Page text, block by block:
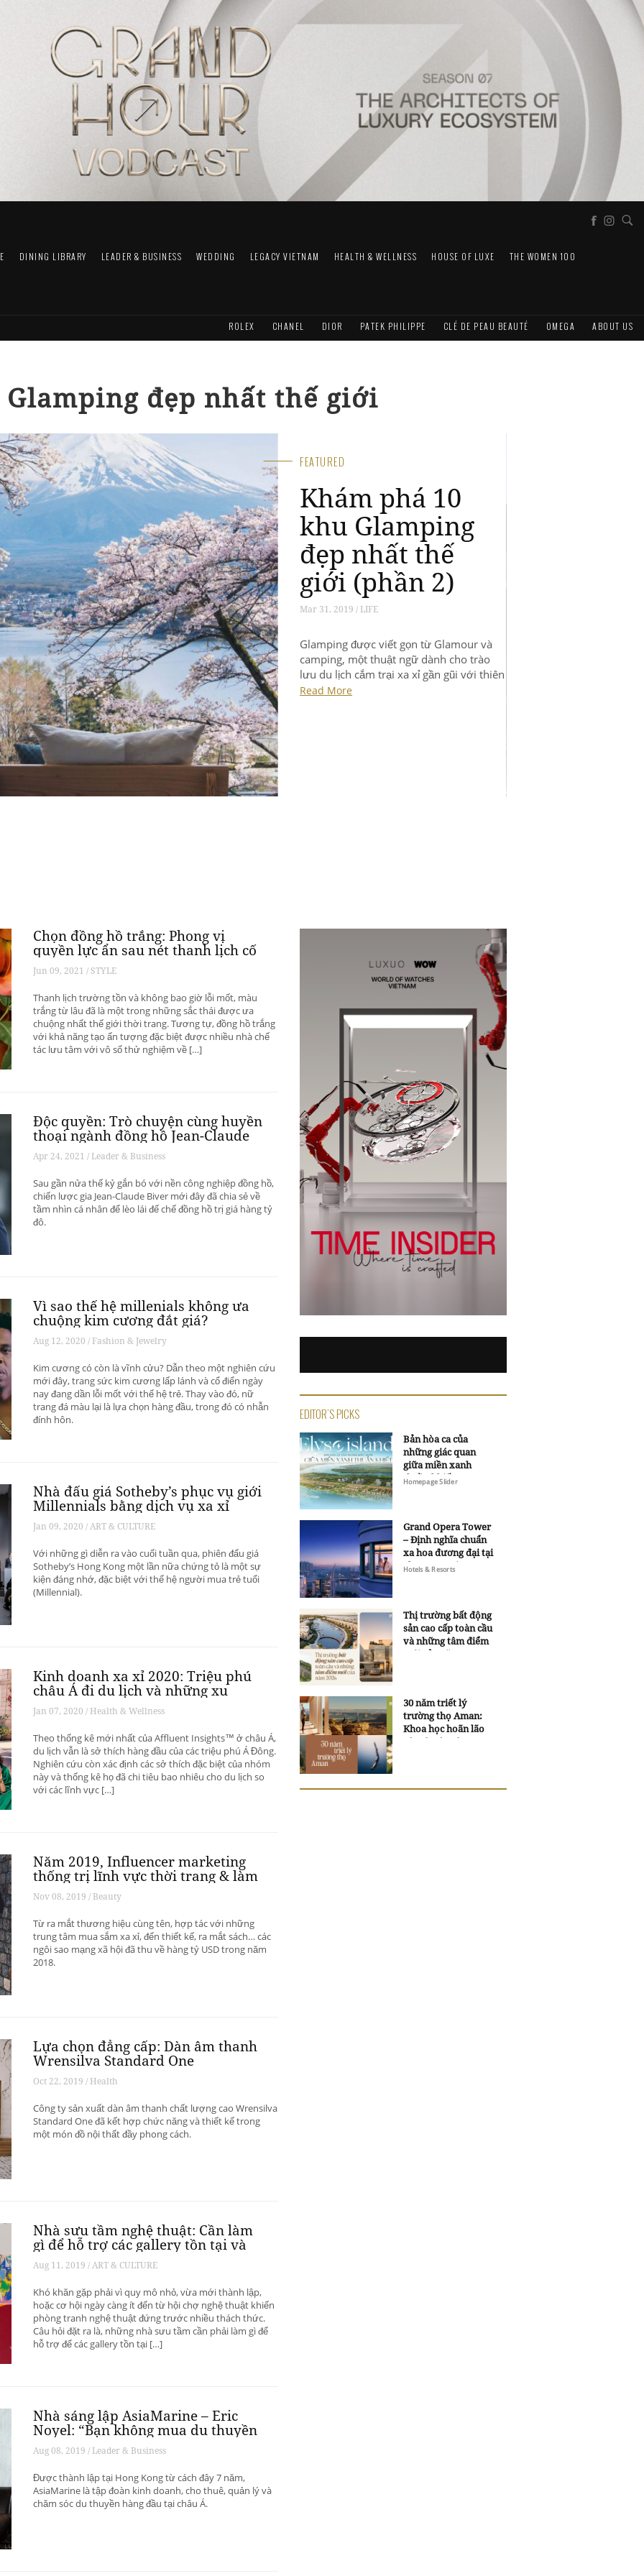
DINING LIBRARY LEADER & BUSINESS WEDDING LEGACY VIETNAM HEALTH & WELLNESS HOUSE OF LUXE THE WOMEN 100
ROLEX CHANEL DIOR PATEK PHILIPPE CLÉ DE PEAU BEAUTÉ OMEGA ABOUT US
Glamping đẹp nhất thế giới
FEATURED
Wanderlust:
Khám phá 10
khu Glamping
đẹp nhất thế
giới
Jan 18, 2019 / LIFE
Đã đến lúc để bạn trải nghiệm Glamping
(Glamour + camping) – cắm trại xa xỉ gần
Chọn đồng hồ trắng: Phong vị
quyền lực ẩn sau nét thanh lịch cố
hữu
Jun 09, 2021 / STYLE
Thanh lịch trường tồn và không bao giờ lỗi mốt, màu
trắng từ lâu đã là một trong những sắc thái được ưa
chuộng nhất thế giới thời trang. Tương tự, đồng hồ trắng
với khả năng tạo ấn tượng đặc biệt được nhiều nhà chế
tác lưu tâm với vô số thử nghiệm về […]
Độc quyền: Trò chuyện cùng huyền
thoại ngành đồng hồ Jean-Claude
Biver
Apr 24, 2021 / Leader & Business
Sau gần nửa thế kỷ gắn bó với nền công nghiệp đồng hồ,
chiến lược gia Jean-Claude Biver mới đây đã chia sẻ về
tầm nhìn cá nhân để lèo lái đế chế đồng hồ trị giá hàng tỷ
đô.
Vì sao thế hệ millenials không ưa
chuộng kim cương đắt giá?
Aug 12, 2020 / Fashion & Jewelry
Kim cương có còn là vĩnh cửu? Dẫn theo một nghiên cứu
mới đây, trang sức kim cương lấp lánh và cổ điển ngày
nay đang dần lỗi mốt với thế hệ trẻ. Thay vào đó, nữ
trang đá màu lại là lựa chọn hàng đầu, trong đó có nhẫn
đính hôn.
Nhà đấu giá Sotheby’s phục vụ giới
Millennials bằng dịch vụ xa xỉ
Jan 09, 2020 / ART & CULTURE
Với những gì diễn ra vào cuối tuần qua, phiên đấu giá
Sotheby’s Hong Kong một lần nữa chứng tỏ là một sự
kiện đáng nhớ, đặc biệt với thế hệ người mua trẻ tuổi
(Millennial).
Kinh doanh xa xỉ 2020: Triệu phú
châu Á đi du lịch và những xu
hướng có thể thay đổi ngành du
lịch thượng lưu
Jan 07, 2020 / Health & Wellness
Theo thống kê mới nhất của Affluent Insights™ ở châu Á,
du lịch vẫn là sở thích hàng đầu của các triệu phú Á Đông.
Nghiên cứu còn xác định các sở thích đặc biệt của nhóm
này và thống kê họ đã chi tiêu bao nhiêu cho du lịch so
với các lĩnh vực […]
Năm 2019, Influencer marketing
thống trị lĩnh vực thời trang & làm
đẹp
Nov 08, 2019 / Beauty
Từ ra mắt thương hiệu cùng tên, hợp tác với những
trung tâm mua sắm xa xỉ, đến thiết kế, ra mắt sách… các
ngôi sao mạng xã hội đã thu về hàng tỷ USD trong năm
2018.
Lựa chọn đẳng cấp: Dàn âm thanh
Wrensilva Standard One
Oct 22, 2019 / Health
Công ty sản xuất dàn âm thanh chất lượng cao Wrensilva
Standard One đã kết hợp chức năng và thiết kế trong
một món đồ nội thất đầy phong cách.
Nhà sưu tầm nghệ thuật: Cần làm
gì để hỗ trợ các gallery tồn tại và
phát triển? – Phần 1
Aug 11, 2019 / ART & CULTURE
Khó khăn gặp phải vì quy mô nhỏ, vừa mới thành lập,
hoặc cơ hội ngày càng ít đến từ hội chợ nghệ thuật khiến
phòng tranh nghệ thuật đứng trước nhiều thách thức.
Câu hỏi đặt ra là, những nhà sưu tầm cần phải làm gì để
hỗ trợ để các gallery tồn tại […]
Nhà sáng lập AsiaMarine – Eric
Noyel: “Bạn không mua du thuyền
để đầu tư sinh lời”
Aug 08, 2019 / Leader & Business
Được thành lập tại Hong Kong từ cách đây 7 năm,
AsiaMarine là tập đoàn kinh doanh, cho thuê, quản lý và
chăm sóc du thuyền hàng đầu tại châu Á.
EDITOR'S PICKS
Bản hòa ca của
những giác quan
giữa miền xanh
thuần khiết
Homepage Slider
Grand Opera Tower
– Định nghĩa chuẩn
xa hoa đương đại tại
Sheraton Saigon
Hotels & Resorts
Thị trường bất động
sản cao cấp toàn cầu
và những tâm điểm
mới của năm 2026
30 năm triết lý
trường thọ Aman:
Khoa học hoãn lão
và trí tuệ ngàn xưa